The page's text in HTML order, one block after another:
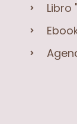
Libro